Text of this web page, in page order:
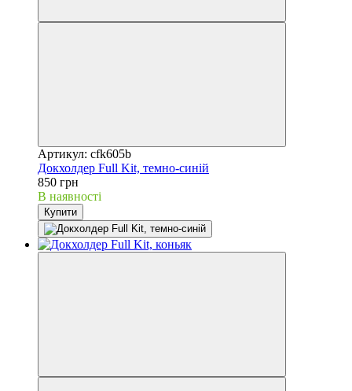
Артикул: cfk605b
Докхолдер Full Kit, темно-синій
850 грн
В наявності
Купити